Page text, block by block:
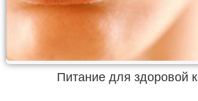
Питание для здоровой